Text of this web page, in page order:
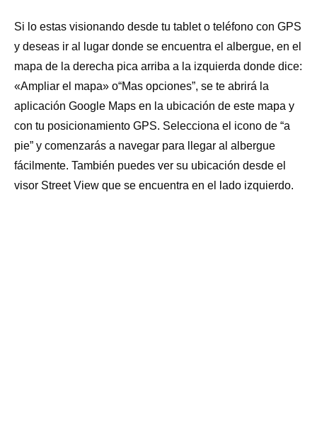
ALOJAMIENTO PRIVADO: NO
LAVADORA: NO
LAVADERO: SI
SECADORA: NO
BOTIQUÍN: SI
SÁBANAS: SI (bajera y funda de almohada de tela)
INTERNET WI-FI: NO
RESGUARDO BICICLETAS: SI
ADMITE MASCOTAS: NO
Si lo estas visionando desde tu tablet o teléfono con GPS
y deseas ir al lugar donde se encuentra el albergue, en el
mapa de la derecha pica arriba a la izquierda donde dice:
«Ampliar el mapa» o“Mas opciones”, se te abrirá la
aplicación Google Maps en la ubicación de este mapa y
con tu posicionamiento GPS. Selecciona el icono de “a
pie” y comenzarás a navegar para llegar al albergue
fácilmente. También puedes ver su ubicación desde el
visor Street View que se encuentra en el lado izquierdo.